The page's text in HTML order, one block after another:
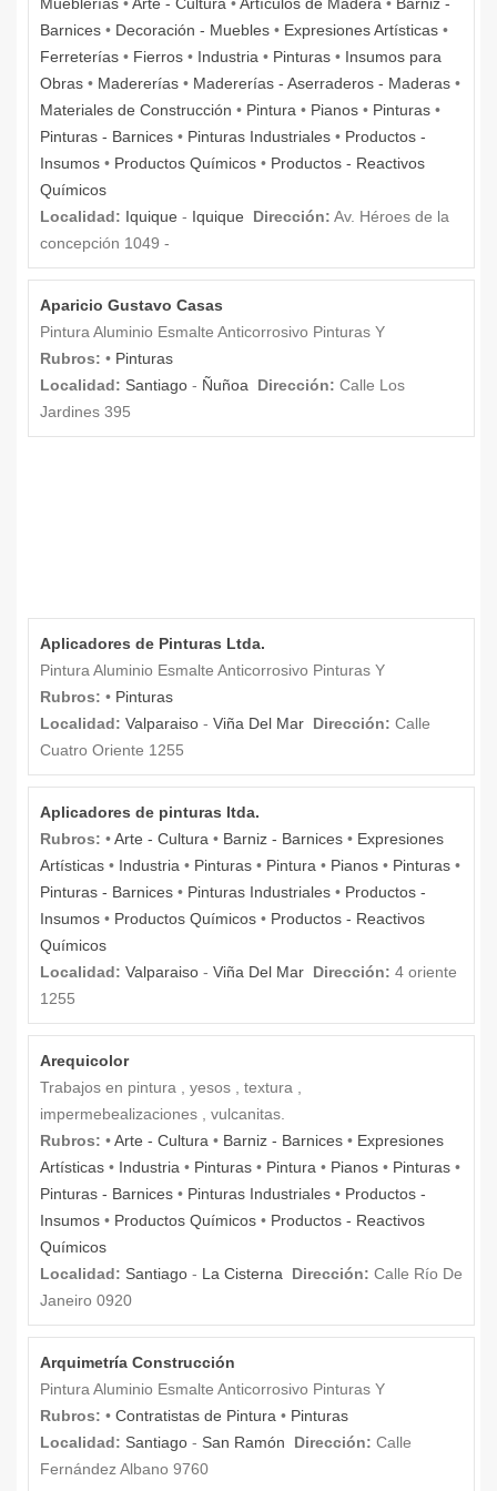
Barnices • Decoración - Muebles • Expresiones Artísticas •
Ferreterías • Fierros • Industria • Pinturas • Insumos para
Obras • Madererías • Madererías - Aserraderos - Maderas •
Materiales de Construcción • Pintura • Pianos • Pinturas •
Pinturas - Barnices • Pinturas Industriales • Productos -
Insumos • Productos Químicos • Productos - Reactivos
Químicos
Localidad: Iquique - Iquique Dirección: Av. Héroes de la
concepción 1049 -
Aparicio Gustavo Casas
Pintura Aluminio Esmalte Anticorrosivo Pinturas Y
Rubros: • Pinturas
Localidad: Santiago - Ñuñoa Dirección: Calle Los
Jardines 395
Aplicadores de Pinturas Ltda.
Pintura Aluminio Esmalte Anticorrosivo Pinturas Y
Rubros: • Pinturas
Localidad: Valparaiso - Viña Del Mar Dirección: Calle
Cuatro Oriente 1255
Aplicadores de pinturas ltda.
Rubros: •Arte - Cultura • Barniz - Barnices • Expresiones
Artísticas • Industria • Pinturas • Pintura • Pianos • Pinturas •
Pinturas - Barnices • Pinturas Industriales • Productos -
Insumos • Productos Químicos • Productos - Reactivos
Químicos
Localidad: Valparaiso - Viña Del Mar Dirección: 4 oriente
1255
Arequicolor
Trabajos en pintura , yesos , textura ,
impermebealizaciones , vulcanitas.
Rubros: •Arte - Cultura • Barniz - Barnices • Expresiones
Artísticas • Industria • Pinturas • Pintura • Pianos • Pinturas •
Pinturas - Barnices • Pinturas Industriales • Productos -
Insumos • Productos Químicos • Productos - Reactivos
Químicos
Localidad: Santiago - La Cisterna Dirección: Calle Río De
Janeiro 0920
Arquimetría Construcción
Pintura Aluminio Esmalte Anticorrosivo Pinturas Y
Rubros: • Contratistas de Pintura • Pinturas
Localidad: Santiago - San Ramón Dirección: Calle
Fernández Albano 9760